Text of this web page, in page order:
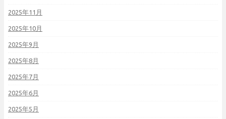
2025年11月
2025年10月
2025年9月
2025年8月
2025年7月
2025年6月
2025年5月